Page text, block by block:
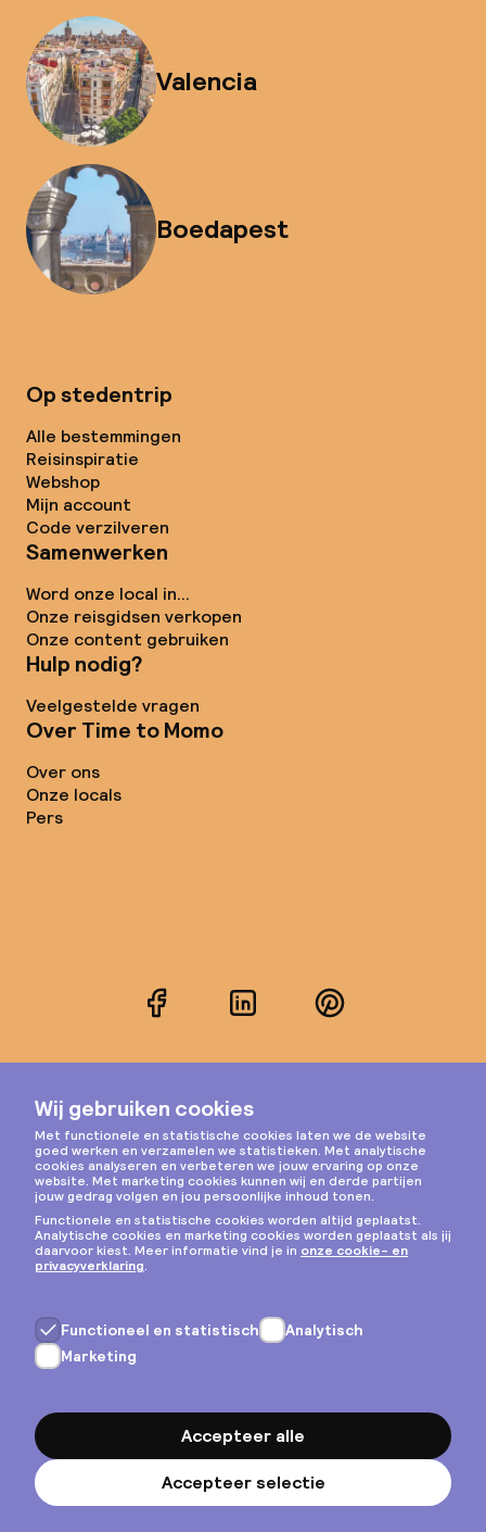
Valencia
Boedapest
Op stedentrip
Alle bestemmingen
Reisinspiratie
Webshop
Mijn account
Code verzilveren
Samenwerken
Word onze local in...
Onze reisgidsen verkopen
Onze content gebruiken
Hulp nodig?
Veelgestelde vragen
Over Time to Momo
Over ons
Onze locals
Pers
FacebookLinkedInPinterest
Instagram
Privacy & cookies
Algemene voorwaarden